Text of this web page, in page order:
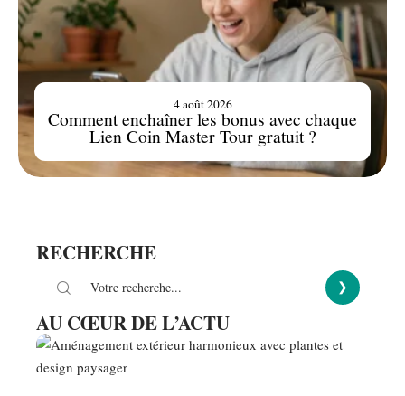
Comment enchaîner les bonus avec chaque
Lien Coin Master Tour gratuit ?
4 août 2026
RECHERCHE
AU CŒUR DE L’ACTU